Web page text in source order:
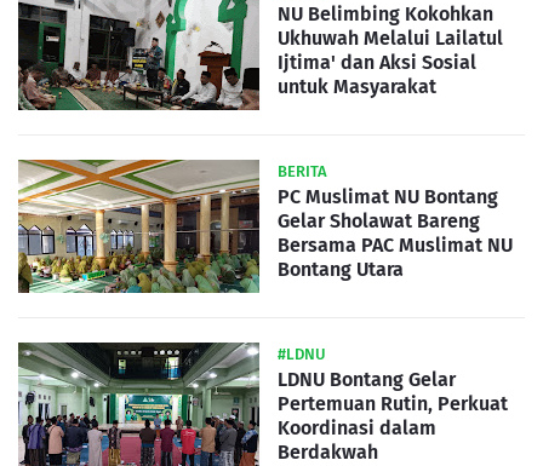
NU Belimbing Kokohkan
Ukhuwah Melalui Lailatul
Ijtima' dan Aksi Sosial
untuk Masyarakat
BERITA
PC Muslimat NU Bontang
Gelar Sholawat Bareng
Bersama PAC Muslimat NU
Bontang Utara
#LDNU
LDNU Bontang Gelar
Pertemuan Rutin, Perkuat
Koordinasi dalam
Berdakwah